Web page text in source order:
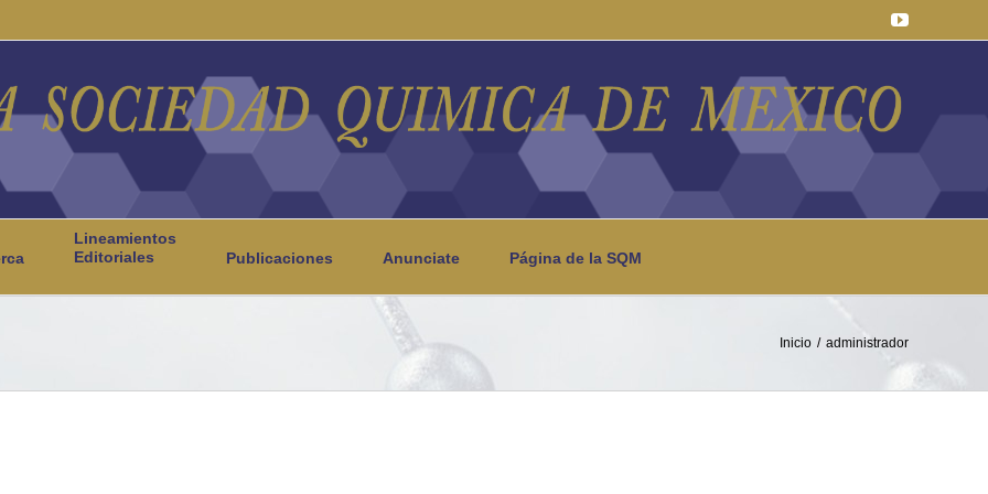
YouTube
Lineamientos
Editoriales
Publicaciones Anunciate Página de la SQM
Inicio administrador